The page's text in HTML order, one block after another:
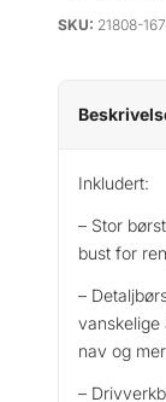
SKU: 21808-
Inkludert:
– Stor
bust for
–
vanskelige
nav og
–